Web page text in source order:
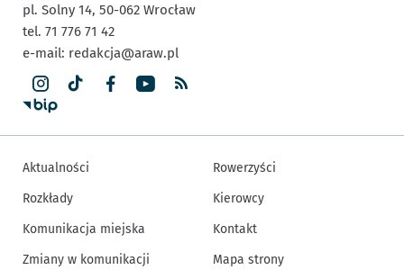
pl. Solny 14, 50-062 Wrocław
tel. 71 776 71 42
e-mail: redakcja@araw.pl
Aktualności
Rozkłady
Komunikacja miejska
Zmiany w komunikacji
Rowerzyści
Kierowcy
Kontakt
Mapa strony